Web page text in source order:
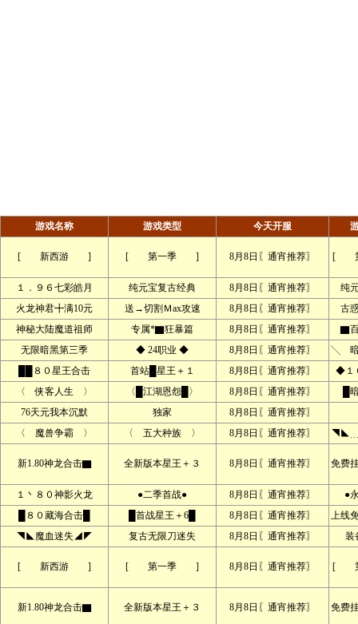
游戏名称 游戏类型 今天开服
[ 新西游 ] [ 第一季 ] 8月8日〖通宵推荐〗 [
１．９６七彩皓月 纯元宝复古经典 8月8日〖通宵推荐〗
纯
火龙神君╋满10元
送→切割Ｍax攻速 8月8日〖通宵推荐〗
古
神秘大陆魔道祖师
专属*▇狂暴篇 8月8日〖通宵推荐〗
▇
无限暗黑第三季
◆ 24职业 ◆ 8月8日〖通宵推荐〗
╲ 暗
██８０星王合击
首站█星王＋１ 8月8日〖通宵推荐〗
◆１
〈 侠客人生 〉
〈█江湖恩怨█〉 8月8日〖通宵推荐〗
█
76天元我本沉默
独家
8月8日〖通宵推荐〗
〈 魔兽争霸 〉
〈 五大种族 〉 8月8日〖通宵推荐〗
新1.80神龙合击▇ 全新版本星王＋３ 8月8日〖通宵推荐〗 免费
１丶８０神影火龙 ●二季首战● 8月8日〖通宵推荐〗
●
█８０藏海合击█
█首战星王＋6█ 8月8日〖通宵推荐〗
上线
◥◣魔血迷失◢◤
复古无限刀迷失 8月8日〖通宵推荐〗 装
[ 新西游 ] [ 第一季 ] 8月8日〖通宵推荐〗 [
新1.80神龙合击▇ 全新版本星王＋３ 8月8日〖通宵推荐〗 免费